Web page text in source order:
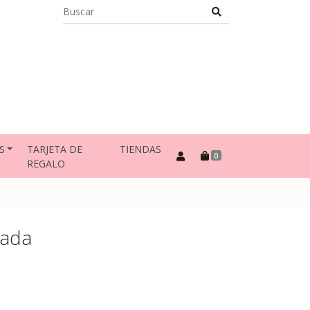
TARJETA DE
REGALO
TIENDAS 0